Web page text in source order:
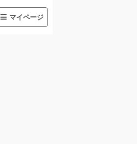
マイページ